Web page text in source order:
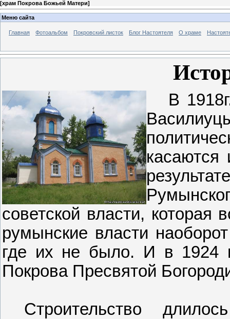
[храм Покрова Божьей Матери]
Меню сайта
Главная Фотоальбом Покровский листок Блог Настоятеля О храме
В
советской власти, которая
румынские власти
где их не было. И в 1924
Покрова Пресвятой
Строительство